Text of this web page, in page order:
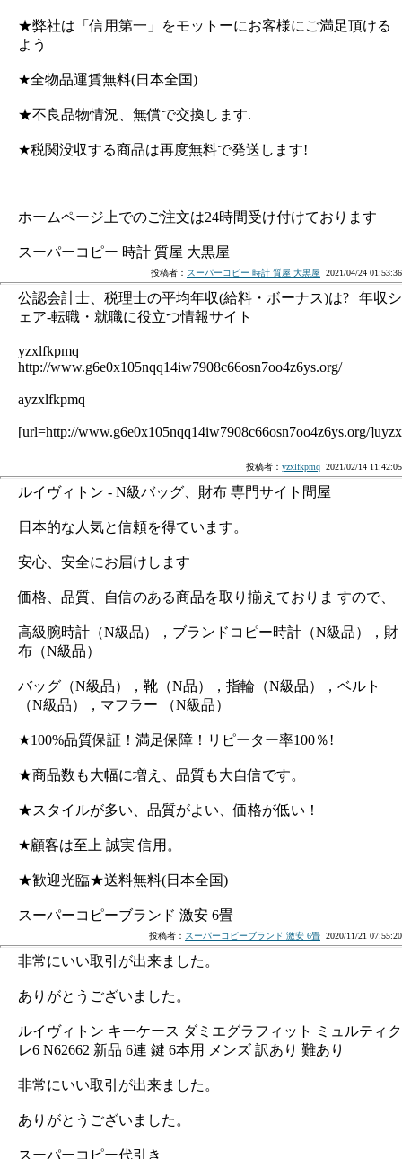
★弊社は「信用第一」をモットーにお客様にご満足頂ける
よう
★全物品運賃無料(日本全国)
★不良品物情況、無償で交換します.
★税関没収する商品は再度無料で発送します!
ホームページ上でのご注文は24時間受け付けております
スーパーコピー 時計 質屋 大黒屋
投稿者： スーパーコピー 時計 質屋 大黒屋 2021/04/24 01:53:36
公認会計士、税理士の平均年収(給料・ボーナス)は? | 年収シ
ェア-転職・就職に役立つ情報サイト
yzxlfkpmq
http://www.g6e0x105nqq14iw7908c66osn7oo4z6ys.org/
ayzxlfkpmq
[url=http://www.g6e0x105nqq14iw7908c66osn7oo4z6ys.org/
投稿者： yzxlfkpmq 2021/02/14 11:42:05
ルイヴィトン - N級バッグ、財布 専門サイト問屋
日本的な人気と信頼を得ています。
安心、安全にお届けします
価格、品質、自信のある商品を取り揃えておりま すので、
高級腕時計（N級品），ブランドコピー時計（N級品），財
布（N級品）
バッグ（N級品），靴（N品），指輪（N級品），ベルト
（N級品），マフラー （N級品）
★100%品質保証！満足保障！リピーター率100％!
★商品数も大幅に増え、品質も大自信です。
★スタイルが多い、品質がよい、価格が低い！
★顧客は至上 誠実 信用。
★歓迎光臨★送料無料(日本全国)
スーパーコピーブランド 激安 6畳
投稿者： スーパーコピーブランド 激安 6畳 2020/11/21 07:55:20
非常にいい取引が出来ました。
ありがとうございました。
ルイヴィトン キーケース ダミエグラフィット ミュルティク
レ6 N62662 新品 6連 鍵 6本用 メンズ 訳あり 難あり
非常にいい取引が出来ました。
ありがとうございました。
スーパーコピー代引き